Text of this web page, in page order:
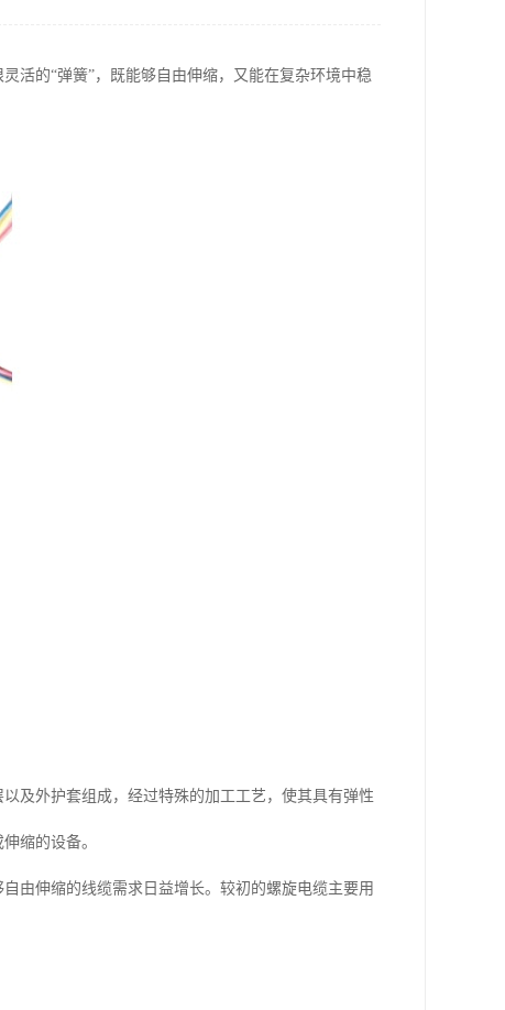
的“弹簧”，既能够自由伸缩，又能在复杂环境中稳
及外护套组成，经过特殊的加工工艺，使其具有弹性
缩的设备。
由伸缩的线缆需求日益增长。较初的螺旋电缆主要用